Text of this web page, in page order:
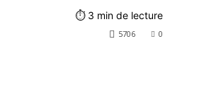
⏱ 3 min de lecture
0
5706